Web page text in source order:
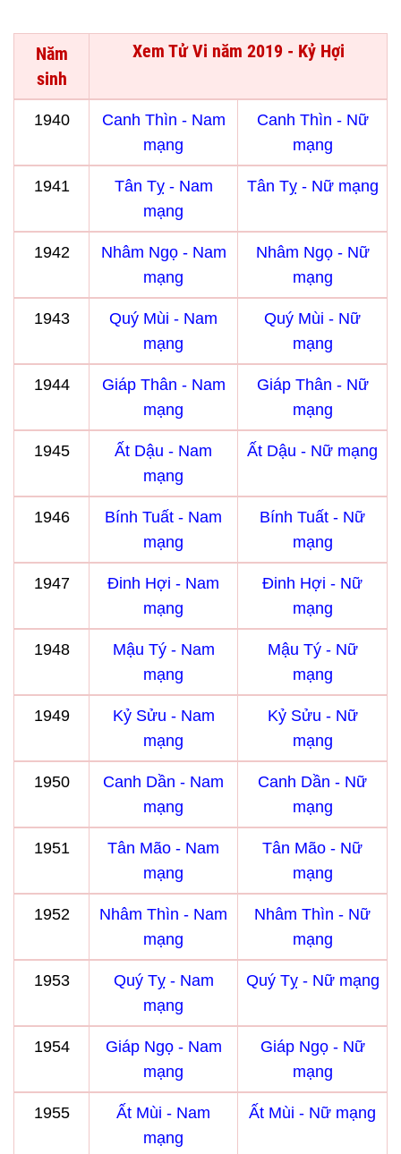
Năm
sinh
Xem Tử Vi năm 2019 - Kỷ Hợi
1940
Canh Thìn - Nam
mạng
Canh Thìn - Nữ
mạng
1941
Tân Tỵ - Nam
mạng
Tân Tỵ - Nữ mạng
1942
Nhâm Ngọ - Nam
mạng
Nhâm Ngọ - Nữ
mạng
1943
Quý Mùi - Nam
mạng
Quý Mùi - Nữ
mạng
1944
Giáp Thân - Nam
mạng
Giáp Thân - Nữ
mạng
1945
Ất Dậu - Nam
mạng
Ất Dậu - Nữ mạng
1946
Bính Tuất - Nam
mạng
Bính Tuất - Nữ
mạng
1947
Đinh Hợi - Nam
mạng
Đinh Hợi - Nữ
mạng
1948
Mậu Tý - Nam
mạng
Mậu Tý - Nữ
mạng
1949
Kỷ Sửu - Nam
mạng
Kỷ Sửu - Nữ
mạng
1950
Canh Dần - Nam
mạng
Canh Dần - Nữ
mạng
1951
Tân Mão - Nam
mạng
Tân Mão - Nữ
mạng
1952
Nhâm Thìn - Nam
mạng
Nhâm Thìn - Nữ
mạng
1953
Quý Tỵ - Nam
mạng
Quý Tỵ - Nữ mạng
1954
Giáp Ngọ - Nam
mạng
Giáp Ngọ - Nữ
mạng
1955
Ất Mùi - Nam
mạng
Ất Mùi - Nữ mạng